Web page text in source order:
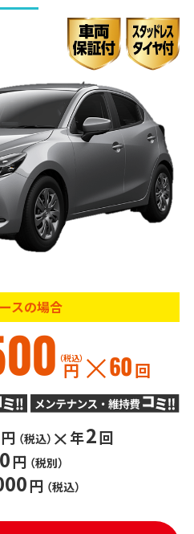
スの場合
円
（税込） 60回
円（税込） 年2回
円（税別）
円（税込）